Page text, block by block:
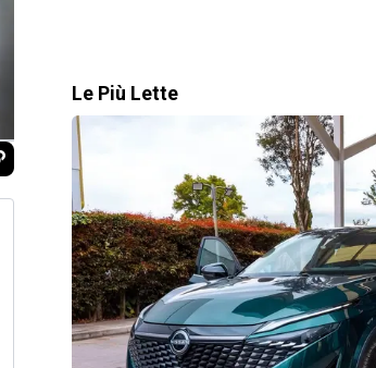
Le Più Lette